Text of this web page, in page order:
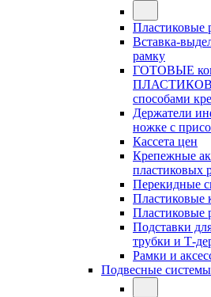
Пластиковые
Вставка-
рамку
ГОТОВЫЕ
способами
Держатели
ножке с
Кассета цен
Крепежные
пластиковых
Перекидные
Пластиковые
Пластиковые
Подставки
трубки и Т-
Рамки и
Подвесные